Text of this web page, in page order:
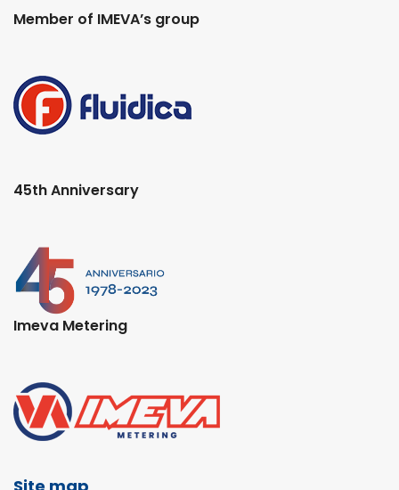
Member of IMEVA’s group
45th Anniversary
Imeva Metering